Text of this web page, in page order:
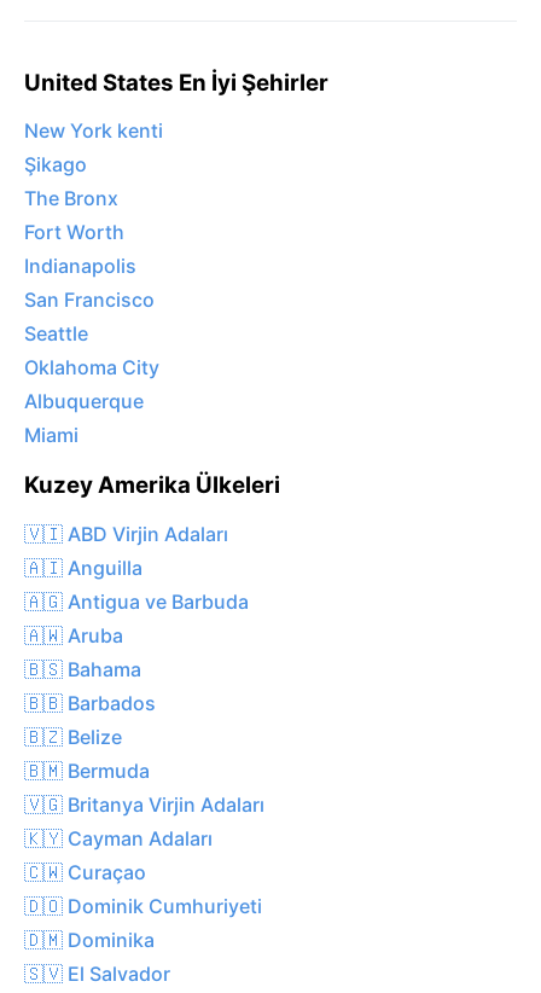
United States En İyi Şehirler
New York kenti
Şikago
The Bronx
Fort Worth
Indianapolis
San Francisco
Seattle
Oklahoma City
Albuquerque
Miami
Kuzey Amerika Ülkeleri
🇻🇮 ABD Virjin Adaları
🇦🇮 Anguilla
🇦🇬 Antigua ve Barbuda
🇦🇼 Aruba
🇧🇸 Bahama
🇧🇧 Barbados
🇧🇿 Belize
🇧🇲 Bermuda
🇻🇬 Britanya Virjin Adaları
🇰🇾 Cayman Adaları
🇨🇼 Curaçao
🇩🇴 Dominik Cumhuriyeti
🇩🇲 Dominika
🇸🇻 El Salvador